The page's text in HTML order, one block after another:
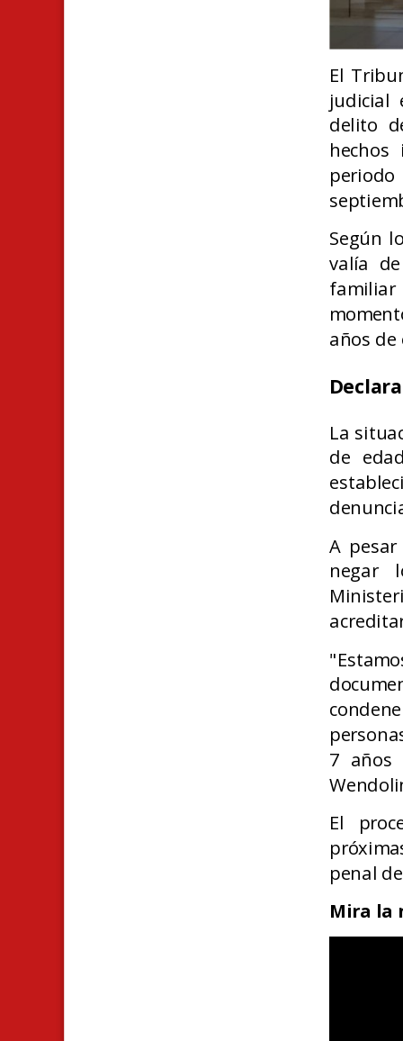
El
judicial
delito
Según
valía
años de
La
de
A
negar
7 años
El
penal
Mira la